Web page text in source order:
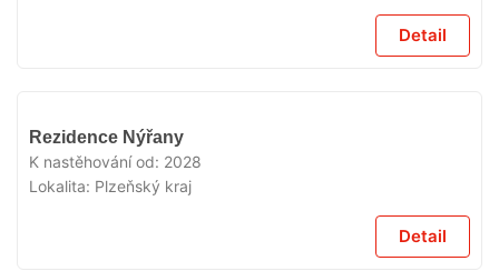
Detail
Rezidence Nýřany
K nastěhování od: 2028
Lokalita: Plzeňský kraj
Detail